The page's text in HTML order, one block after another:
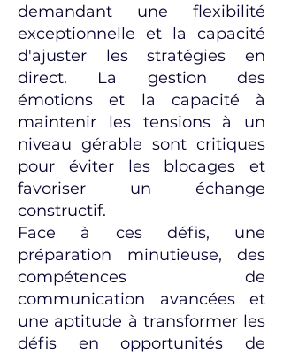
demandant une flexibilité
exceptionnelle et la capacité
d'ajuster les stratégies en
direct. La gestion des
émotions et la capacité à
maintenir les tensions à un
niveau gérable sont critiques
pour éviter les blocages et
favoriser un échange
constructif.
Face à ces défis, une
préparation minutieuse, des
compétences de
communication avancées et
une aptitude à transformer les
défis en opportunités de